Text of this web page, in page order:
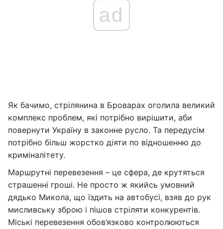
ad
Як бачимо, стрілянина в Броварах оголила великий
комплекс проблем, які потрібно вирішити, аби
повернути Україну в законне русло. Та передусім
потрібно більш жорстко діяти по відношенню до
криміналітету.
Маршрутні перевезення – це сфера, де крутяться
страшенні гроші. Не просто ж якийсь умовний
дядько Микола, що їздить на автобусі, взяв до рук
мисливську зброю і пішов стріляти конкурентів.
Міські перевезення обов’язково контролюються